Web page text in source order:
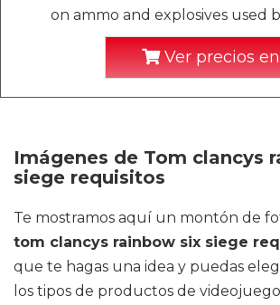
on ammo and explosives used
Ver precios
Imágenes de Tom clancys
siege requisitos
Te mostramos aquí un montón de
tom clancys rainbow six siege
que te hagas una idea y puedas
los tipos de productos de